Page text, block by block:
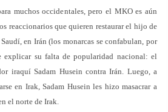
muchos occidentales, pero el MKO es aún
reaccionarios que quieren restaurar el hijo de
en Irán (los monarcas se confabulan, por
explicar su falta de popularidad nacional: el
iraquí Sadam Husein contra Irán. Luego, a
en Irak, Sadam Husein les hizo masacrar a
el norte de Irak.